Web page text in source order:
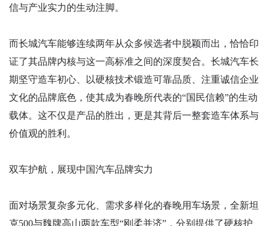
信与产业实力的生动注脚。
而长城汽车能够连续两年从众多候选者中脱颖而出，恰恰印
证了其品牌内核与这一高标准之间的深度契合。长城汽车长
期坚守造车初心、以硬核技术锻造可靠品质、注重诚信企业
文化的品牌底色，使其成为春晚所代表的“国民信赖”的生动
载体。这不仅是产品的胜出，更是其背后一整套造车体系与
价值观的胜利。
双车护航，展现中国汽车品牌实力
面对场景复杂多元化、需求多样化的春晚用车场景，全新坦
克500与魏牌高山两款车型“刚柔并济”，分别提供了硬核护